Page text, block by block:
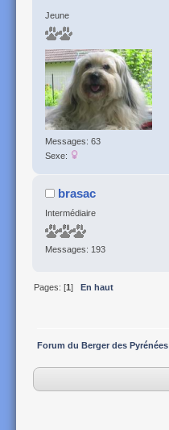
Jeune
Messages: 63
Sexe:
brasac
Intermédiaire
Messages: 193
Pages: [1]En haut
Forum du Berger des Pyrénées